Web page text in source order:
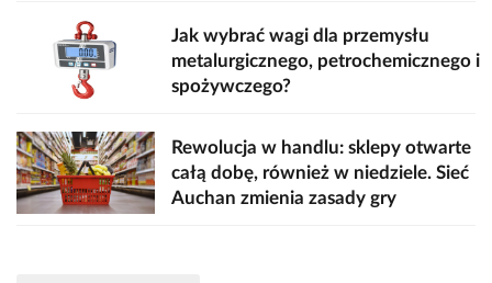
Jak wybrać wagi dla przemysłu
metalurgicznego, petrochemicznego i
spożywczego?
Rewolucja w handlu: sklepy otwarte
całą dobę, również w niedziele. Sieć
Auchan zmienia zasady gry